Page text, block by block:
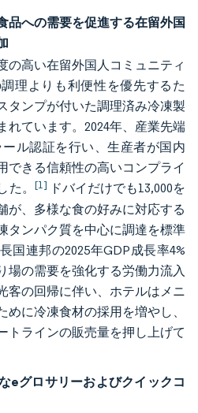
品への需要を促進する在留外国
の高い在留外国人コミュニティ
理よりも利便性を優先するた
タンプが付いた調理済み冷凍製
れています。2024年、産業先端
ル認証を行い、生産者が国内
できる信頼性の高いコンプライ
。 [1] ドバイだけでも13,000を
が、多様な食の好みに対応する
タンパク質を中心に調達を標準
国連邦の2025年GDP成長率4%
場の需要を強化する労働力流入
客の回帰に伴い、ホテルはメニ
めに冷凍食材の採用を増やし、
トラインの販売量を押し上げて
eグロサリーおよびクイックコ